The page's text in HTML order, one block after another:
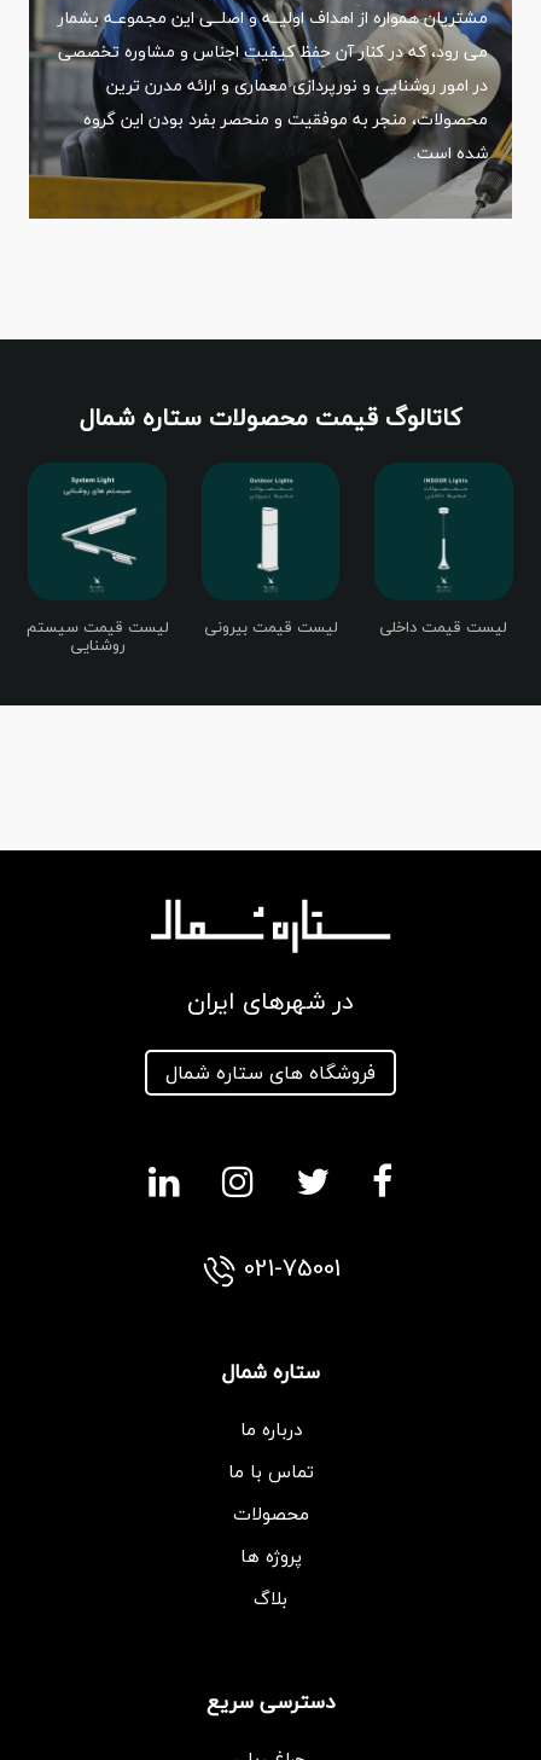
مشتریان همواره از اهداف اولیــه و اصلــی این مجموعـه بشمار
می رود، که در کنار آن حفظ کیفیت اجناس و مشاوره تخصصی
در امور روشنایی و نورپردازی معماری و ارائه مدرن ترین
محصولات، منجر به موفقیت و منحصر بفرد بودن این گروه
شده است.
کاتالوگ قیمت محصولات ستاره شمال
لیست قیمت داخلی لیست قیمت بیرونی لیست قیمت سیستم
روشنایی
در شهرهای ایران
فروشگاه های ستاره شمال
ستاره شمال
درباره ما
تماس با ما
محصولات
پروژه ها
بلاگ
دسترسی سریع
021-75001